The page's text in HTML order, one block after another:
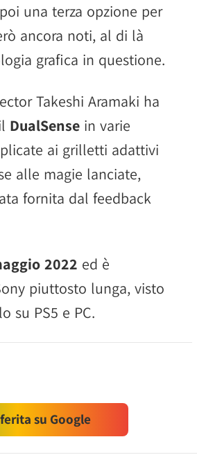
una terza opzione per
ancora noti, al di là
grafica in questione.
Takeshi Aramaki ha
DualSense in varie
ai grilletti adattivi
alle magie lanciate,
fornita dal feedback
2022 ed è
piuttosto lunga, visto
su PS5 e PC.
su Google